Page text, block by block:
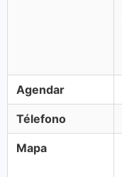
Agendar
Télefono
Mapa